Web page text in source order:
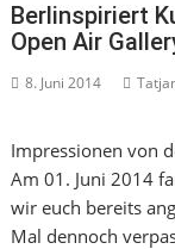
Berlinspiriert
Open Air
8. Juni 2014
Impressionen von
Am 01. Juni 2014
wir euch bereits
Mal dennoch